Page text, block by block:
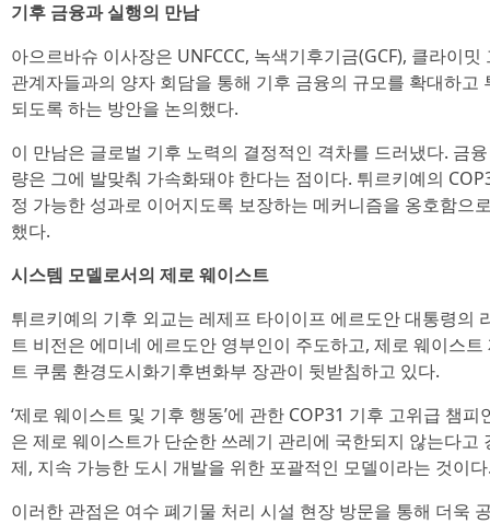
기후 금융과 실행의 만남
아으르바슈 이사장은 UNFCCC, 녹색기후기금(GCF), 클라이
관계자들과의 양자 회담을 통해 기후 금융의 규모를 확대하
되도록 하는 방안을 논의했다.
이 만남은 글로벌 기후 노력의 결정적인 격차를 드러냈다. 금
량은 그에 발맞춰 가속화돼야 한다는 점이다. 튀르키예의
정 가능한 성과로 이어지도록 보장하는 메커니즘을 옹호함으
했다.
시스템 모델로서의 제로 웨이스트
튀르키예의 기후 외교는 레제프 타이이프 에르도안 대통령의
트 비전은 에미네 에르도안 영부인이 주도하고, 제로 웨이스
트 쿠룸 환경도시화기후변화부 장관이 뒷받침하고 있다.
‘제로 웨이스트 및 기후 행동’에 관한 COP31 기후 고위급 챔
은 제로 웨이스트가 단순한 쓰레기 관리에 국한되지 않는다고
제, 지속 가능한 도시 개발을 위한 포괄적인 모델이라는 것이
이러한 관점은 여수 폐기물 처리 시설 현장 방문을 통해 더욱